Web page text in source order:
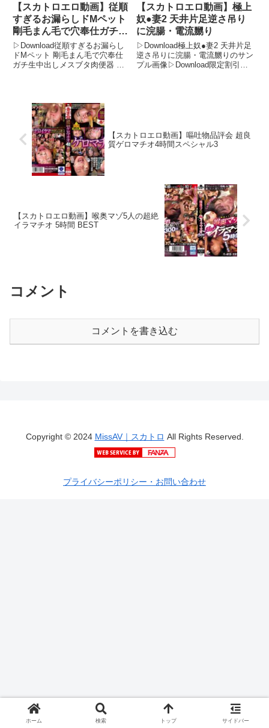
【スカトロエロ動画】従順
すぎるお漏らしドMペット
剛毛まん毛で穴奉仕ガチ生
中出しメスブタ肉便器 か
のん
▷Download従順すぎるお漏らし
ドMペット 剛毛まん毛で穴奉仕
ガチ生中出しメスブタ肉便器 か
ス！FANZAの期間限定500円OFF
クーポンで...
【スカトロエロ動画】極上
奴●妻2 天井片足逆さ吊り
に浣腸・電流嬲り
▷Download極上奴●妻2 天井片足
逆さ吊りに浣腸・電流嬲りのサン
プル画像▷Download限定割引ク
【スカトロエロ動画】嘔吐物品評会 超良
質ゲロマチオ4時間スペシャル3
【スカトロエロ動画】喉奥マゾ5人の超絶
イラマチオ 5時間 BEST
コメント
コメントを書き込む
Copyright © 2024 MissAV｜スカトロ All Rights Reserved.
プライバシーポリシー・お問い合わせ
ホーム 検索 トップ サイドバー